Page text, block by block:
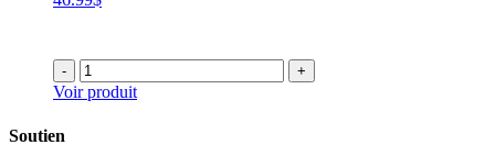
- +
Voir produit
Soutien